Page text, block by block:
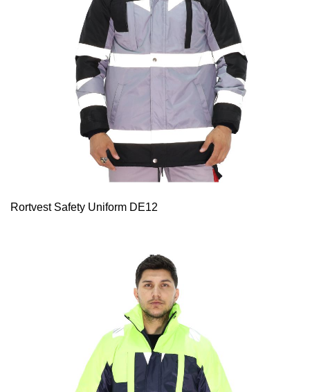
Rortvest Safety Uniform DE12